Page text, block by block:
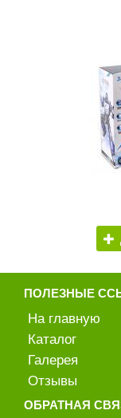
ПОЛЕЗНЫЕ
На главную
Каталог
Галерея
Отзывы
ОБРАТНАЯ